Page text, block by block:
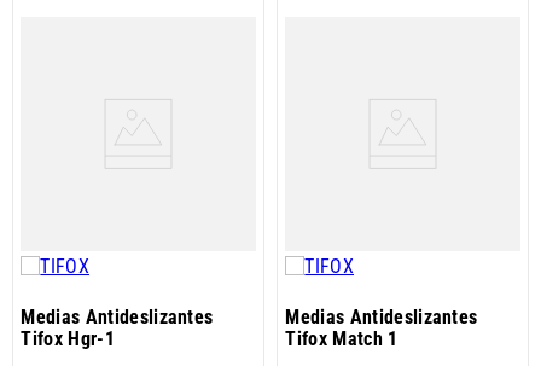
Medias Antideslizantes
Tifox Hgr-1
Medias Antideslizantes
Tifox Match 1